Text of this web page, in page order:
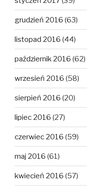
grudzień 2016 (63)
listopad 2016 (44)
październik 2016 (62)
wrzesień 2016 (58)
sierpień 2016 (20)
lipiec 2016 (27)
czerwiec 2016 (59)
maj 2016 (61)
kwiecień 2016 (57)